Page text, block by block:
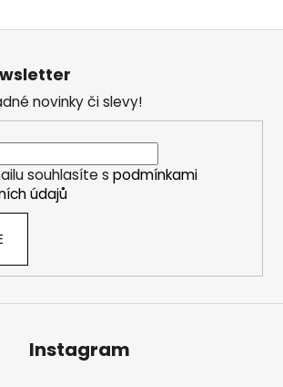
novinky či slevy!
souhlasíte s podmínkami
údajů
Instagram